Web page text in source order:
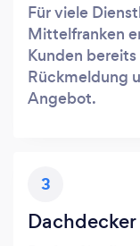
Für viele
Mittelfranken
Kunden
Rückmeldung
Angebot.
3